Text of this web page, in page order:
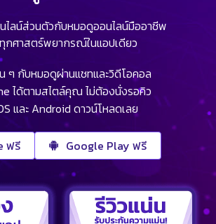
ไลน์ส่วนตัวกับหมอดูออนไลน์มืออาชีพ
กศาสตร์พยากรณ์ในแอปเดียว
ๆ กับหมอดูผ่านแชทและวิดีโอคอล
ได้ตามสไตล์คุณ ไม่ต้องนั่งรอคิว
และ Android ดาวน์โหลดเลย
ฟรี Google Play ฟรี